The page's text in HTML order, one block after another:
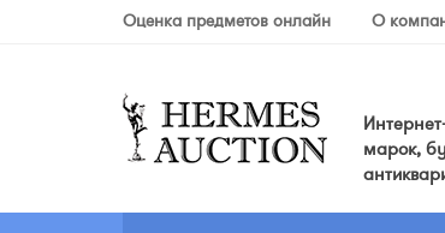
Оценка предметов онлайн О
марок,